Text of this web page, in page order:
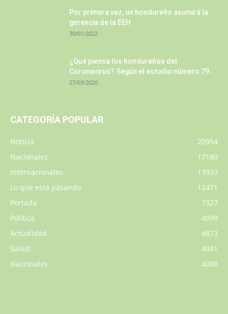
Por primera vez, un hondureño asumirá la
gerencia de la EEH
30/01/2022
¿Qué piensa los hondureños del
Coronavirus? Según el estudio número 79...
27/03/2020
CATEGORÍA POPULAR
Noticia
20954
Nacionales
17180
Internacionales
13933
Lo que está pasando
12471
Portada
7327
Política
4999
Actualidad
4873
Salud
4041
Nacionales
4008